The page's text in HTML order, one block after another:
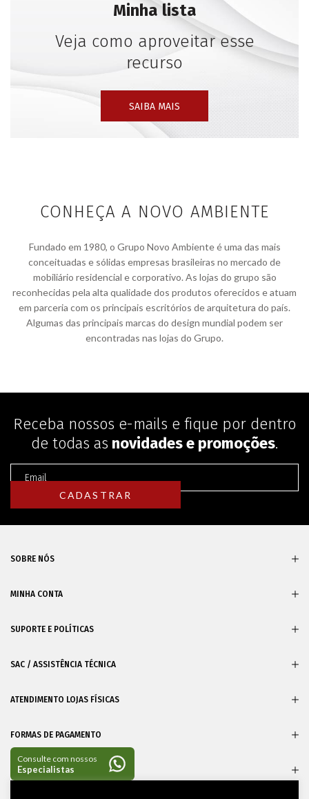
Minha lista
Veja como aproveitar esse
recurso
SAIBA MAIS
CONHEÇA A NOVO AMBIENTE
Fundado em 1980, o Grupo Novo Ambiente é uma das mais
conceituadas e sólidas empresas brasileiras no mercado de
mobiliário residencial e corporativo. As lojas do grupo são
reconhecidas pela alta qualidade dos produtos oferecidos e atuam
em parceria com os principais escritórios de arquitetura do país.
Algumas das principais marcas do design mundial podem ser
encontradas nas lojas do Grupo.
Receba nossos e-mails e fique por dentro
de todas as novidades e promoções.
SOBRE NÓS
MINHA CONTA
SUPORTE E POLÍTICAS
SAC / ASSISTÊNCIA TÉCNICA
ATENDIMENTO LOJAS FÍSICAS
FORMAS DE PAGAMENTO
CERTIFICADOS